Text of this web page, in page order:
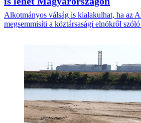
Alkotmányos válság is kialakulhat, ha az
megsemmisíti a köztársasági elnökről